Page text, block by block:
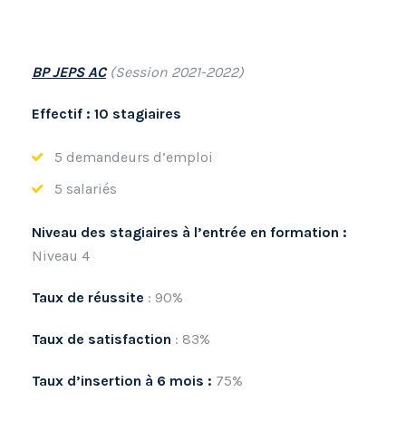
BP JEPS AC (Session 2021-2022)
Effectif : 10 stagiaires
5 demandeurs d’emploi
5 salariés
Niveau des stagiaires à l’entrée en formation :
Niveau 4
Taux de réussite : 90%
Taux de satisfaction : 83%
Taux d’insertion à 6 mois : 75%